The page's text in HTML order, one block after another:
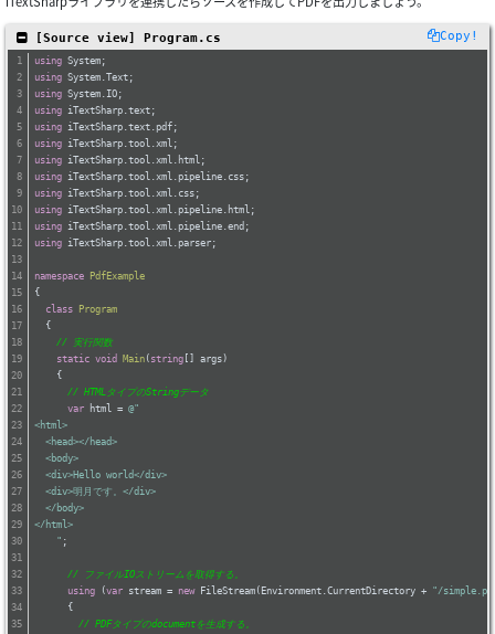
Copy!
[Source view] Program.cs
using System;
using System.Text;
using System.IO;
using iTextSharp.text;
using iTextSharp.text.pdf;
using iTextSharp.tool.xml;
using iTextSharp.tool.xml.html;
using iTextSharp.tool.xml.pipeline.css;
using iTextSharp.tool.xml.css;
using iTextSharp.tool.xml.pipeline.html;
using iTextSharp.tool.xml.pipeline.end;
using iTextSharp.tool.xml.parser;
namespace PdfExample
{
class Program
  {
// 実行関数
static void Main ( string [] args)
    {
// HTMLタイプのStringデータ
var html =
    "
;
// ファイルIOストリームを取得する。
using (var stream = new FileStream(Environment.CurrentDirectory + "/
      {
// PDFタイプのdocumentを生成する。